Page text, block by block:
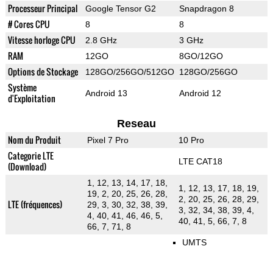
Processeur Principal Google Tensor G2 Snapdragon 8
# Cores CPU 8 8
Vitesse horloge CPU 2.8 GHz 3 GHz
RAM 12GO 8GO/12GO
Options de Stockage 128GO/256GO/512GO 128GO/256GO
Système
d'Exploitation
Android 13 Android 12
Reseau
Nom du Produit Pixel 7 Pro 10 Pro
Categorie LTE
(Download)
LTE CAT18
LTE (fréquences)
1, 12, 13, 14, 17, 18,
19, 2, 20, 25, 26, 28,
29, 3, 30, 32, 38, 39,
4, 40, 41, 46, 46, 5,
66, 7, 71, 8
1, 12, 13, 17, 18, 19,
2, 20, 25, 26, 28, 29,
3, 32, 34, 38, 39, 4,
40, 41, 5, 66, 7, 8
UMTS